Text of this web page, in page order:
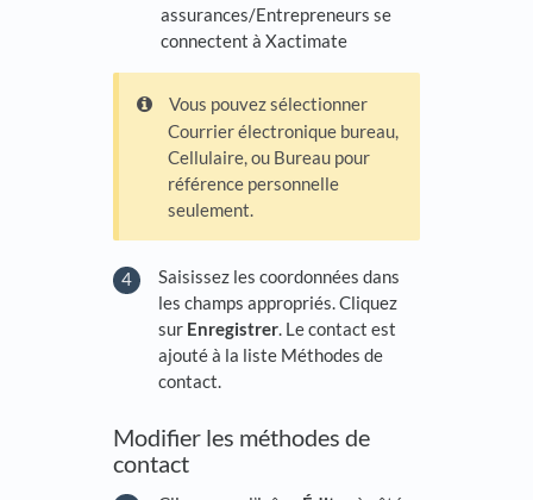
assurances/Entrepreneurs se
connectent à Xactimate
Vous pouvez sélectionner
Courrier électronique bureau,
Cellulaire, ou Bureau pour
référence personnelle
seulement.
Saisissez les coordonnées dans
les champs appropriés. Cliquez
sur Enregistrer. Le contact est
ajouté à la liste Méthodes de
contact.
Modifier les méthodes de
contact